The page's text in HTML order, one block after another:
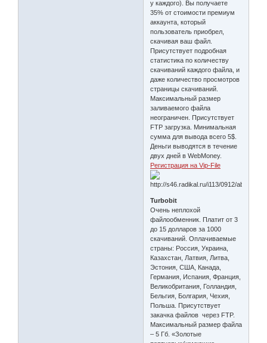
у каждого). Вы получаете
35% от стоимости премиум
аккаунта, который
пользователь приобрел,
скачивая ваш файл.
Присутствует подробная
статистика по количеству
скачиваний каждого файла, и
даже количество просмотров
страницы скачиваний.
Максимальный размер
заливаемого файла
неограничен. Присутствует
FTP загрузка. Минимальная
сумма для вывода всего 5$.
Деньги выводятся в течение
двух дней в WebMoney.
Регистрация на Vip-File
Turbobit
Очень неплохой
файлообменник. Платит от 3
до 15 долларов за 1000
скачиваний. Оплачиваемые
страны: Россия, Украина,
Казахстан, Латвия, Литва,
Эстония, США, Канада,
Германия, Испания, Франция,
Великобритания, Голландия,
Бельгия, Болгария, Чехия,
Польша. Присутствует
закачка файлов через FTP.
Максимальный размер файла
– 5 Гб. «Золотые